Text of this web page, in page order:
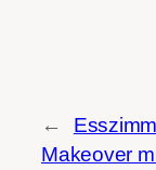
←
Makeover